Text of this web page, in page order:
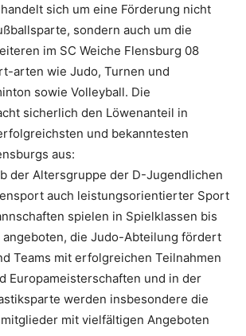
sich um eine Förderung nicht
sondern auch um die
im SC Weiche Flensburg 08
arten wie Judo, Turnen und
sowie Volleyball. Die
sicherlich den Löwenanteil in
und bekanntesten
aus:
der Altersgruppe der D-Jugendlichen
auch leistungsorientierter Sport
spielen in Spielklassen bis
angeboten, die Judo-Abteilung fördert
Teams mit erfolgreichen Teilnahmen
Europameisterschaften und in der
werden insbesondere die
mit vielfältigen Angeboten